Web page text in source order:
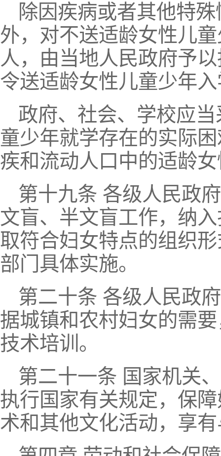
除因疾病或者其他特
外，对不送适龄女性儿
人，由当地人民政府予
令送适龄女性儿童少年
政府、社会、学校应
童少年就学存在的实际
疾和流动人口中的适龄
第十九条 各级人民政
文盲、半文盲工作，纳
取符合妇女特点的组织
部门具体实施。
第二十条 各级人民政
据城镇和农村妇女的需
技术培训。
第二十一条 国家机关
执行国家有关规定，保
术和其他文化活动，享